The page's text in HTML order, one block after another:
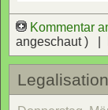
Kommentar
angeschaut ) |
Legalisation